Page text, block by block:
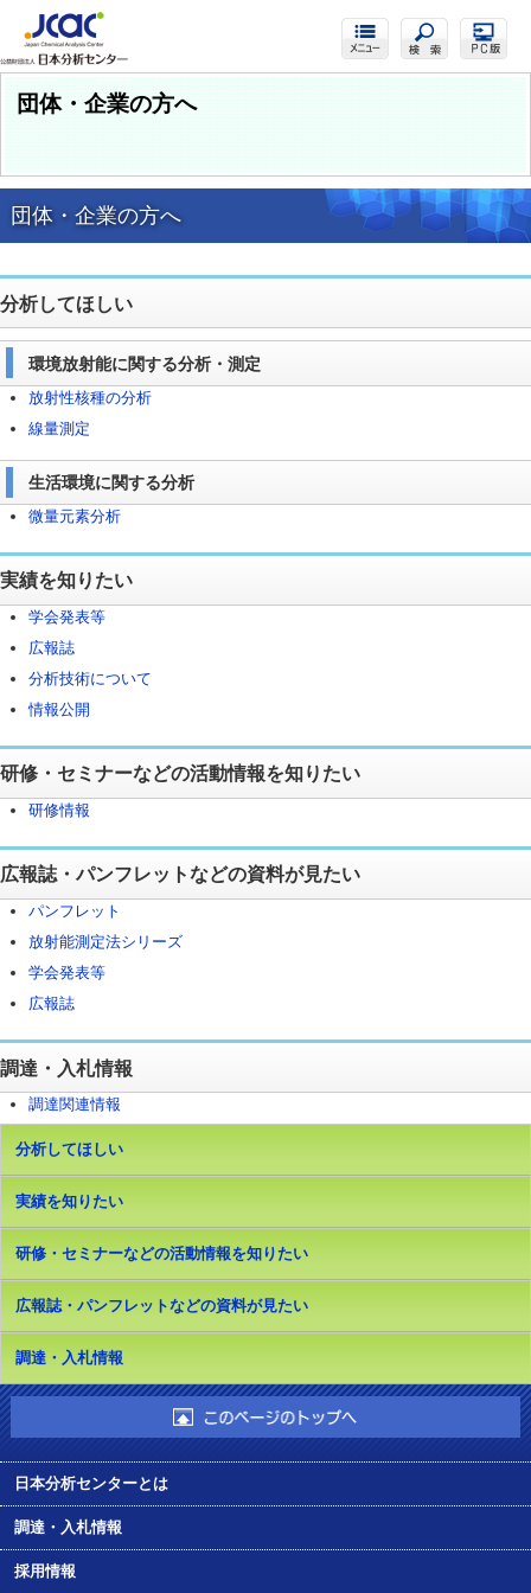
団体・企業の方へ
団体・企業の方へ
分析してほしい
環境放射能に関する分析・測定
放射性核種の分析
線量測定
生活環境に関する分析
微量元素分析
実績を知りたい
学会発表等
広報誌
分析技術について
情報公開
研修・セミナーなどの活動情報を知りたい
研修情報
広報誌・パンフレットなどの資料が見たい
パンフレット
放射能測定法シリーズ
学会発表等
広報誌
調達・入札情報
調達関連情報
分析してほしい
実績を知りたい
研修・セミナーなどの活動情報を知りたい
広報誌・パンフレットなどの資料が見たい
調達・入札情報
日本分析センターとは
調達・入札情報
採用情報